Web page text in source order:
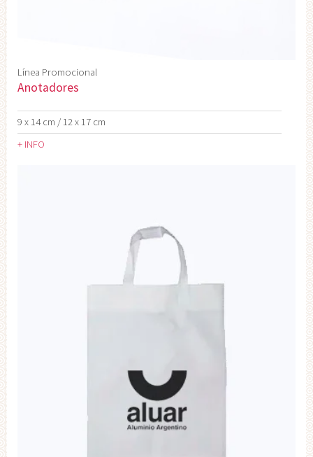
Línea Promocional
Anotadores
9 x 14 cm / 12 x 17 cm
+ INFO